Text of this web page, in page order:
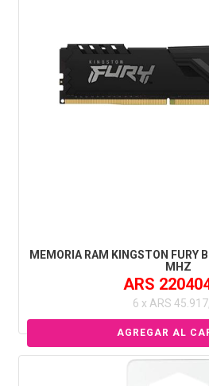
MEMORIA RAM KINGSTON FURY
MHZ
ARS
6 x ARS